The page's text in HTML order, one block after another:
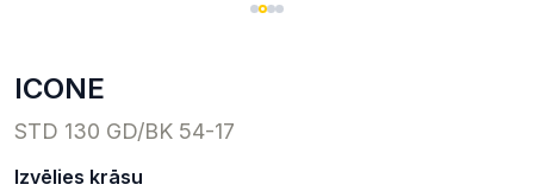
ICONE
STD 130 GD/BK 54-17
Izvēlies krāsu